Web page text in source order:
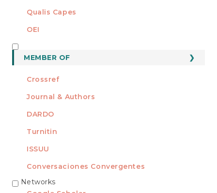
Qualis Capes
OEI
MEMBER OF
Crossref
Journal & Authors
DARDO
Turnitin
ISSUU
Conversaciones Convergentes
REDES
Networks